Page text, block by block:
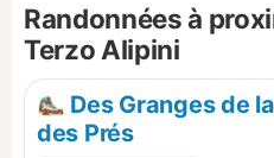
Randonnées à
Terzo Alipini
Des Granges de
des Prés